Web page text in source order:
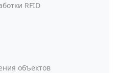
RFID
объектов